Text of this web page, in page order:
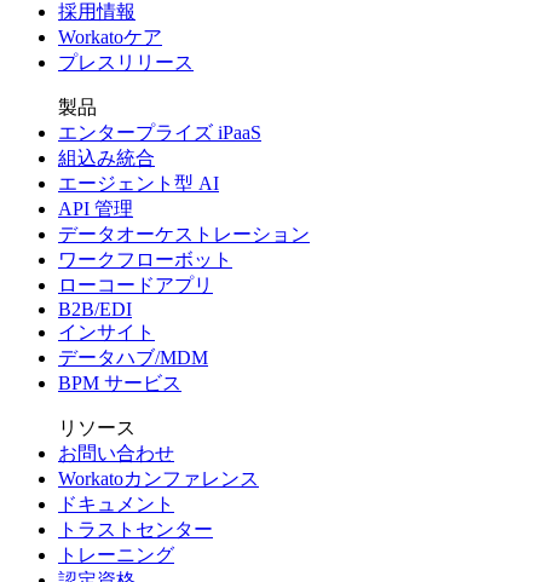
採用情報
Workatoケア
プレスリリース
製品
エンタープライズ iPaaS
組込み統合
エージェント型 AI
API 管理
データオーケストレーション
ワークフローボット
ローコードアプリ
B2B/EDI
インサイト
データハブ/MDM
BPM サービス
リソース
お問い合わせ
Workatoカンファレンス
ドキュメント
トラストセンター
トレーニング